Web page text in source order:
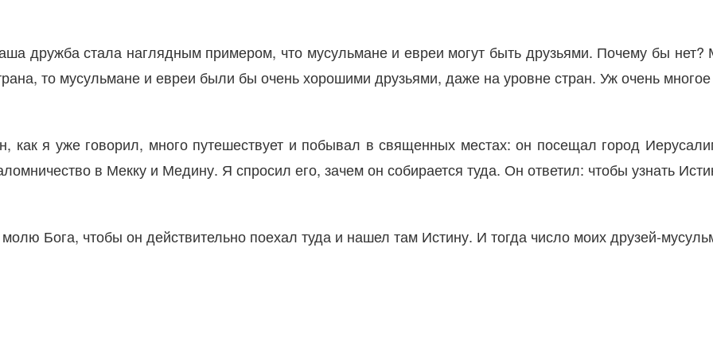
дружба стала наглядным примером, что мусульмане и евреи могут быть друзьями. Почему бы
то мусульмане и евреи были бы очень хорошими друзьями, даже на уровне стран. Уж очень
как я уже говорил, много путешествует и побывал в священных местах: он посещал город
в Мекку и Медину. Я спросил его, зачем он собирается туда. Он ответил: чтобы узнать
Бога, чтобы он действительно поехал туда и нашел там Истину. И тогда число моих друзей-